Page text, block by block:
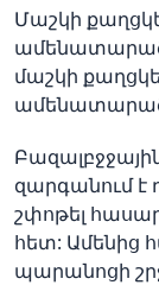
Մաշկի
մաշկի
զարգանում է
շփոթել
հետ: Ամենից
պարանոցի